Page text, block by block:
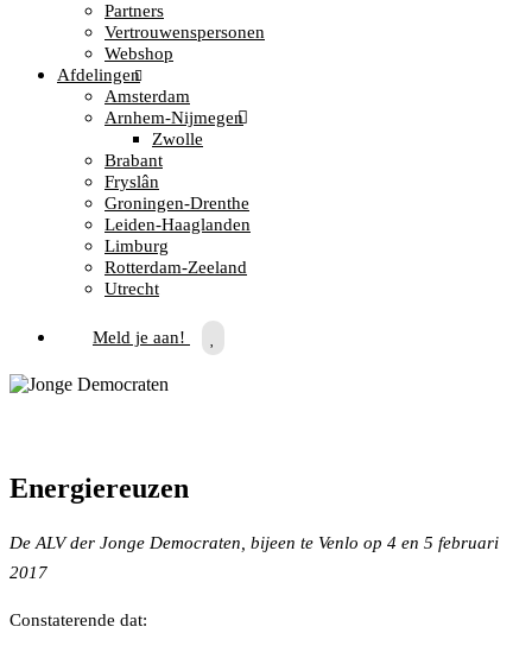
Partners
Vertrouwenspersonen
Webshop
Afdelingen
Amsterdam
Arnhem-Nijmegen
Zwolle
Brabant
Fryslân
Groningen-Drenthe
Leiden-Haaglanden
Limburg
Rotterdam-Zeeland
Utrecht
Meld je aan!
Energiereuzen
De ALV der Jonge Democraten, bijeen te Venlo op 4 en 5 februari
2017
Constaterende dat: